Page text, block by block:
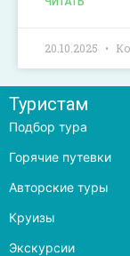
20.10.2025
Туристам
Подбор тура
Горячие путевки
Авторские туры
Круизы
Экскурсии